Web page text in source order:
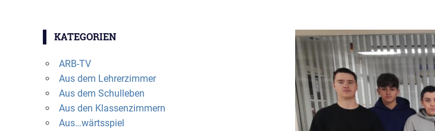
KATEGORIEN
ARB-TV
Aus dem Lehrerzimmer
Aus dem Schulleben
Aus den Klassenzimmern
Aus…wärtsspiel